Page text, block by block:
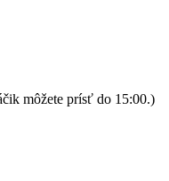
môžete prísť do 15:00.)